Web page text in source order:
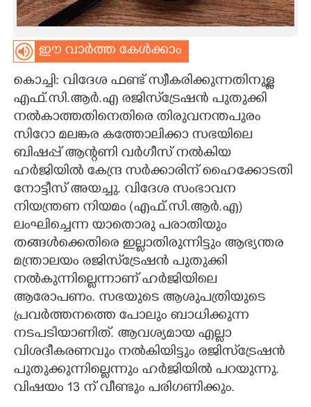
ASTRO
LITERATURE
ZOOM
CONTACT US
ഈ വാർത്ത കേൾക്കാം
കൊച്ചി: വിദേശ ഫണ്ട് സ്വീകരിക്കുന്നതിനുള്ള
എഫ്.സി.ആർ.എ രജിസ്‌ട്രേഷൻ പുതുക്കി
നൽകാത്തതിനെതിരെ തിരുവനന്തപുരം
സിറോ മലങ്കര കത്തോലിക്കാ സഭയിലെ
ബിഷപ്പ് ആന്റണി വർഗീസ് നൽകിയ
ഹർജിയിൽ കേന്ദ്ര സർക്കാരിന് ഹൈക്കോടതി
നോട്ടീസ് അയച്ചു. വിദേശ സംഭാവന
നിയന്ത്രണ നിയമം (എഫ്.സി.ആർ.എ)
ലംഘിച്ചെന്ന യാതൊരു പരാതിയും
തങ്ങൾക്കെതിരെ ഇല്ലാതിരുന്നിട്ടും ആഭ്യന്തര
മന്ത്രാലയം രജിസ്‌ട്രേഷൻ പുതുക്കി
നൽകുന്നില്ലെന്നാണ് ഹർജിയിലെ
ആരോപണം. സഭയുടെ ആശുപത്രിയുടെ
പ്രവർത്തനത്തെ പോലും ബാധിക്കുന്ന
നടപടിയാണിത്. ആവശ്യമായ എല്ലാ
വിശദീകരണവും നൽകിയിട്ടും രജിസ്‌ട്രേഷൻ
പുതുക്കുന്നില്ലെന്നും ഹർജിയിൽ പറയുന്നു.
വിഷയം 13 ന് വീണ്ടും പരിഗണിക്കും.